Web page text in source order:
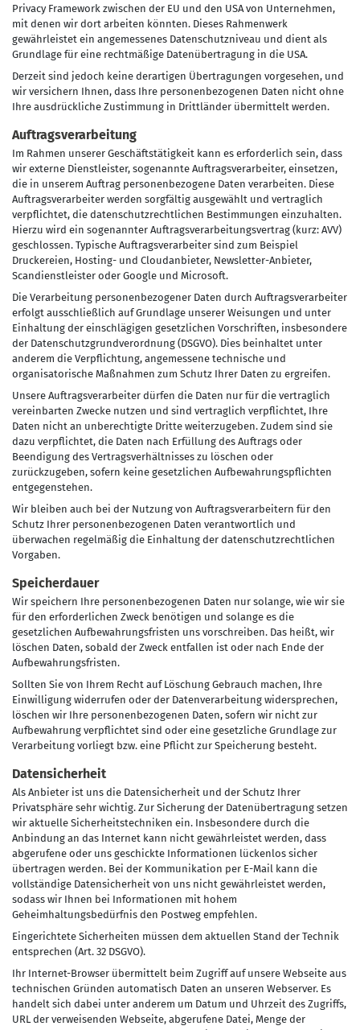
Privacy Framework zwischen der EU und den USA von Unternehmen,
mit denen wir dort arbeiten könnten. Dieses Rahmenwerk
gewährleistet ein angemessenes Datenschutzniveau und dient als
Grundlage für eine rechtmäßige Datenübertragung in die USA.
Derzeit sind jedoch keine derartigen Übertragungen vorgesehen, und
wir versichern Ihnen, dass Ihre personenbezogenen Daten nicht ohne
Ihre ausdrückliche Zustimmung in Drittländer übermittelt werden.
Auftragsverarbeitung
Im Rahmen unserer Geschäftstätigkeit kann es erforderlich sein, dass
wir externe Dienstleister, sogenannte Auftragsverarbeiter, einsetzen,
die in unserem Auftrag personenbezogene Daten verarbeiten. Diese
Auftragsverarbeiter werden sorgfältig ausgewählt und vertraglich
verpflichtet, die datenschutzrechtlichen Bestimmungen einzuhalten.
Hierzu wird ein sogenannter Auftragsverarbeitungsvertrag (kurz: AVV)
geschlossen. Typische Auftragsverarbeiter sind zum Beispiel
Druckereien, Hosting- und Cloudanbieter, Newsletter-Anbieter,
Scandienstleister oder Google und Microsoft.
Die Verarbeitung personenbezogener Daten durch Auftragsverarbeiter
erfolgt ausschließlich auf Grundlage unserer Weisungen und unter
Einhaltung der einschlägigen gesetzlichen Vorschriften, insbesondere
der Datenschutzgrundverordnung (DSGVO). Dies beinhaltet unter
anderem die Verpflichtung, angemessene technische und
organisatorische Maßnahmen zum Schutz Ihrer Daten zu ergreifen.
Unsere Auftragsverarbeiter dürfen die Daten nur für die vertraglich
vereinbarten Zwecke nutzen und sind vertraglich verpflichtet, Ihre
Daten nicht an unberechtigte Dritte weiterzugeben. Zudem sind sie
dazu verpflichtet, die Daten nach Erfüllung des Auftrags oder
Beendigung des Vertragsverhältnisses zu löschen oder
zurückzugeben, sofern keine gesetzlichen Aufbewahrungspflichten
entgegenstehen.
Wir bleiben auch bei der Nutzung von Auftragsverarbeitern für den
Schutz Ihrer personenbezogenen Daten verantwortlich und
überwachen regelmäßig die Einhaltung der datenschutzrechtlichen
Vorgaben.
Speicherdauer
Wir speichern Ihre personenbezogenen Daten nur solange, wie wir sie
für den erforderlichen Zweck benötigen und solange es die
gesetzlichen Aufbewahrungsfristen uns vorschreiben. Das heißt, wir
löschen Daten, sobald der Zweck entfallen ist oder nach Ende der
Aufbewahrungsfristen.
Sollten Sie von Ihrem Recht auf Löschung Gebrauch machen, Ihre
Einwilligung widerrufen oder der Datenverarbeitung widersprechen,
löschen wir Ihre personenbezogenen Daten, sofern wir nicht zur
Aufbewahrung verpflichtet sind oder eine gesetzliche Grundlage zur
Verarbeitung vorliegt bzw. eine Pflicht zur Speicherung besteht.
Datensicherheit
Als Anbieter ist uns die Datensicherheit und der Schutz Ihrer
Privatsphäre sehr wichtig. Zur Sicherung der Datenübertragung setzen
wir aktuelle Sicherheitstechniken ein. Insbesondere durch die
Anbindung an das Internet kann nicht gewährleistet werden, dass
abgerufene oder uns geschickte Informationen lückenlos sicher
übertragen werden. Bei der Kommunikation per E-Mail kann die
vollständige Datensicherheit von uns nicht gewährleistet werden,
sodass wir Ihnen bei Informationen mit hohem
Geheimhaltungsbedürfnis den Postweg empfehlen.
Eingerichtete Sicherheiten müssen dem aktuellen Stand der Technik
entsprechen (Art. 32 DSGVO).
Ihr Internet-Browser übermittelt beim Zugriff auf unsere Webseite aus
technischen Gründen automatisch Daten an unseren Webserver. Es
handelt sich dabei unter anderem um Datum und Uhrzeit des Zugriffs,
URL der verweisenden Webseite, abgerufene Datei, Menge der